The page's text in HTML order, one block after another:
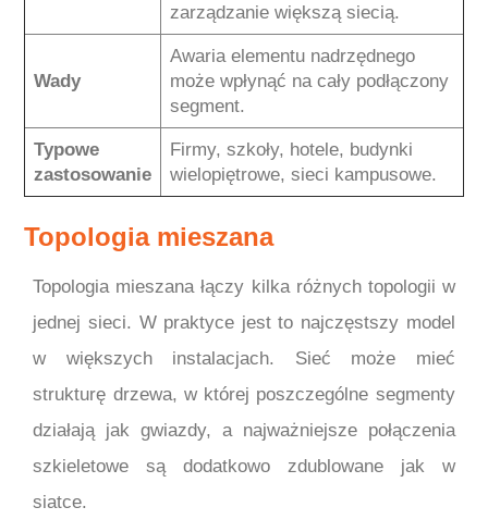
zarządzanie większą siecią.
Wady
Awaria elementu nadrzędnego
może wpłynąć na cały podłączony
segment.
Typowe
zastosowanie
Firmy, szkoły, hotele, budynki
wielopiętrowe, sieci kampusowe.
Topologia mieszana
Topologia mieszana łączy kilka różnych topologii w
jednej sieci. W praktyce jest to najczęstszy model
w większych instalacjach. Sieć może mieć
strukturę drzewa, w której poszczególne segmenty
działają jak gwiazdy, a najważniejsze połączenia
szkieletowe są dodatkowo zdublowane jak w
siatce.